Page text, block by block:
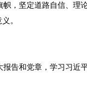
，坚定道路自信、理
。
告和党章，学习习近